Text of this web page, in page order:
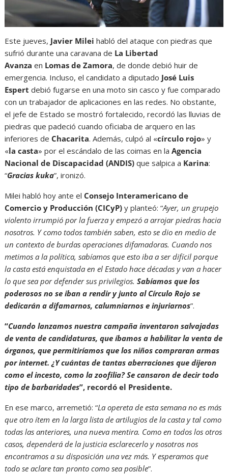
Este jueves, Javier Milei habló del ataque con piedras que
sufrió durante una caravana de La Libertad
Avanza en Lomas de Zamora, de donde debió huir de
emergencia. Incluso, el candidato a diputado José Luis
Espert debió fugarse en una moto sin casco y fue comparado
con un trabajador de aplicaciones en las redes. No obstante,
el jefe de Estado se mostró fortalecido, recordó las lluvias de
piedras que padeció cuando oficiaba de arquero en las
inferiores de Chacarita. Además, culpó al «círculo rojo» y
«la casta» por el escándalo de las coimas en laAgencia
Nacional de Discapacidad (ANDIS) que salpica a Karina:
“Gracias kuka”, ironizó.
Milei habló hoy ante el Consejo Interamericano de
Comercio y Producción (CICyP)y planteó: “Ayer, un grupejo
violento irrumpió por la fuerza y empezó a arrojar piedras hacia
nosotros. Y como todos también saben, esto se dio en medio de
un contexto de burdas operaciones difamadoras. Cuando nos
metimos a la política, sabíamos que esto iba a ser difícil porque
la casta está enquistada en el Estado hace décadas y van a hacer
lo que sea por defender sus privilegios.Sabíamos que los
poderosos no se iban a rendir y junto al Círculo Rojo se
dedicarán a difamarnos, calumniarnos e injuriarnos”.
“Cuando lanzamos nuestra campaña inventaron salvajadas
de venta de candidaturas, que íbamos a habilitar la venta de
órganos, que permitiríamos que los niños compraran armas
por internet. ¿Y cuántas de tantas aberraciones que dijeron
como el incesto, como la zoofilia? Se cansaron de decir todo
tipo de barbaridades”, recordó el Presidente.
En ese marco, arremetió: “La opereta de esta semana no es más
que otro ítem en la larga lista de artilugios de la casta y tal como
todas las anteriores, una nueva mentira. Como en todos los otros
casos, dependerá de la justicia esclarecerlo y nosotros nos
encontramos a su disposición una vez más. Y esperamos que
todo se aclare tan pronto como sea posible”.